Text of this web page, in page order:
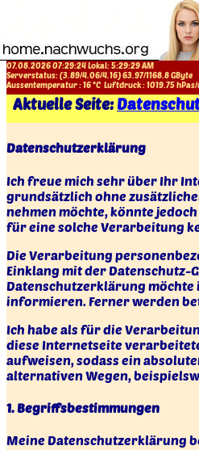
07.08.2026 07:29:24 Lokal:5:29:29 AM
Serverstatus: (3.89/4.06/4.16)63.97/1168.8GByte
Aussentemperatur :16°C Luftdruck :1019.75
Aktuelle Seite:
Datenschutzerklärung
Ich freue mich sehr über Ihr
grundsätzlich ohne
nehmen möchte, könnte
für eine solche Verarbeitung
Die Verarbeitung
Einklang mit der
Datenschutzerklärung möchte
informieren. Ferner werden
Ich habe als für die
diese Internetseite
aufweisen, sodass ein
alternativen Wegen,
1. Begriffsbestimmungen
Meine Datenschutzerklärung